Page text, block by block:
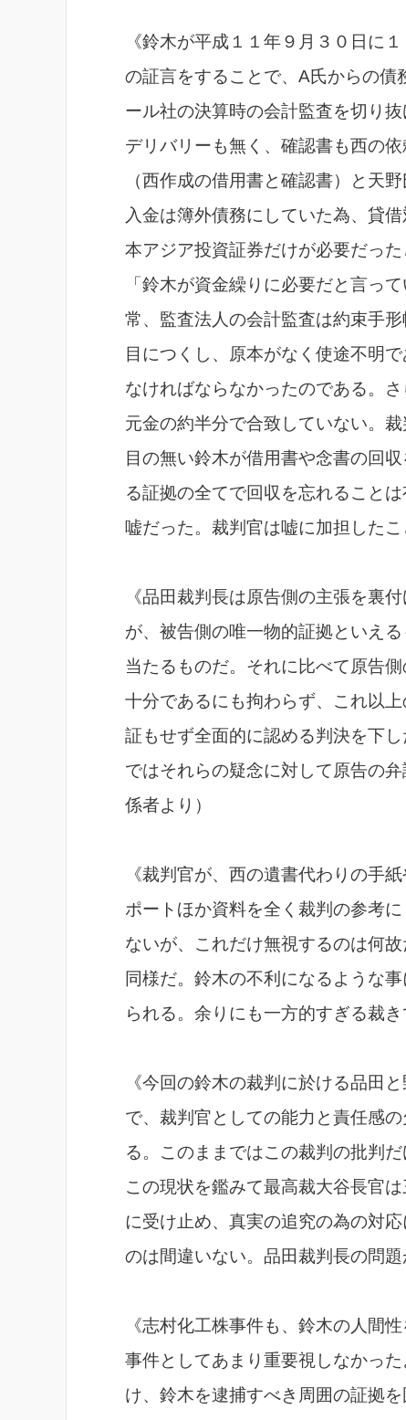
《鈴木が平成１１年９月３０日に
の証言をすることで、A氏からの
ール社の決算時の会計監査を切り
デリバリーも無く、確認書も西の
（西作成の借用書と確認書）と天
入金は簿外債務にしていた為、貸
本アジア投資証券だけが必要だっ
「鈴木が資金繰りに必要だと言っ
常、監査法人の会計監査は約束手
目につくし、原本がなく使途不明
なければならなかったのである。
元金の約半分で合致していない。
目の無い鈴木が借用書や念書の回
る証拠の全てで回収を忘れること
嘘だった。裁判官は嘘に加担したこ
《品田裁判長は原告側の主張を裏
が、被告側の唯一物的証拠といえ
当たるものだ。それに比べて原告
十分であるにも拘わらず、これ以
証もせず全面的に認める判決を下
ではそれらの疑念に対して原告の
係者より）
《裁判官が、西の遺書代わりの手
ポートほか資料を全く裁判の参考
ないが、これだけ無視するのは何
同様だ。鈴木の不利になるような
られる。余りにも一方的すぎる裁き
《今回の鈴木の裁判に於ける品田
で、裁判官としての能力と責任感
る。このままではこの裁判の批判
この現状を鑑みて最高裁大谷長官
に受け止め、真実の追究の為の対
のは間違いない。品田裁判長の問
《志村化工株事件も、鈴木の人間
事件としてあまり重要視しなかっ
け、鈴木を逮捕すべき周囲の証拠